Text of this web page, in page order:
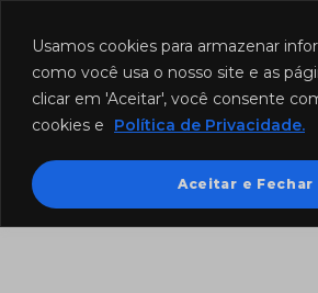
Usamos cookies para armazenar
como você usa o nosso site e as
clicar em 'Aceitar', você consente
cookies e
Política de Privacidade.
Aceitar e Fechar